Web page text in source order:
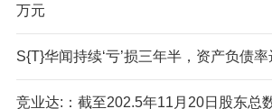
万元
S{T}华闻持续‘亏’损三年半，资产负债
竞业达:：截至202.5年11月20日股东总